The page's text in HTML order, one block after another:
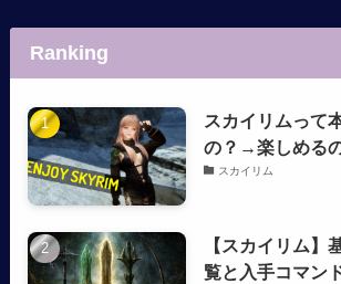
Ranking
スカイリムって
の？→楽しめる
スカイリム
【スカイリム】
覧と入手コマン